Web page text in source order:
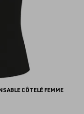
CÔTELÉ FEMME